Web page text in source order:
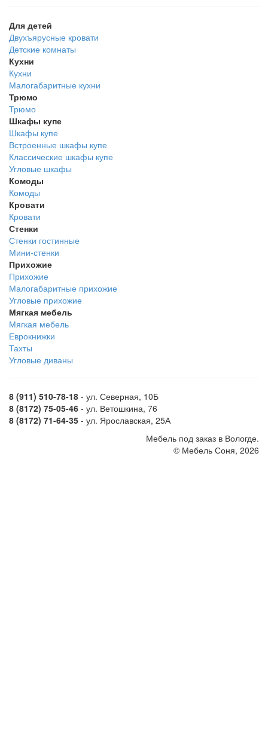
Для детей
Двухъярусные кровати
Детские комнаты
Кухни
Кухни
Малогабаритные кухни
Трюмо
Трюмо
Шкафы купе
Шкафы купе
Встроенные шкафы купе
Классические шкафы купе
Угловые шкафы
Комоды
Комоды
Кровати
Кровати
Стенки
Стенки гостинные
Мини-стенки
Прихожие
Прихожие
Малогабаритные прихожие
Угловые прихожие
Мягкая мебель
Мягкая мебель
Еврокнижки
Тахты
Угловые диваны
8 (911) 510-78-18 - ул. Северная, 10Б
8 (8172) 75-05-46 - ул. Ветошкина, 76
8 (8172) 71-64-35 - ул. Ярославская, 25А
Мебель под заказ в Вологде.
© Мебель Соня, 2026